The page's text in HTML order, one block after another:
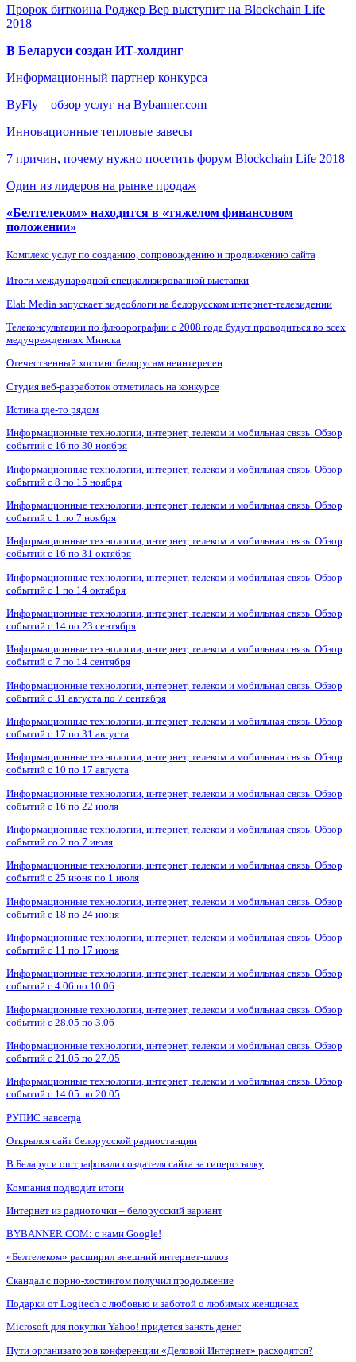
Пророк биткоина Роджер Вер выступит на Blockchain Life
2018
В Беларуси создан ИТ-холдинг
Информационный партнер конкурса
ByFly – обзор услуг на Bybanner.com
Инновационные тепловые завесы
7 причин, почему нужно посетить форум Blockchain Life 2018
Один из лидеров на рынке продаж
«Белтелеком» находится в «тяжелом финансовом
положении»
Комплекс услуг по созданию, сопровождению и продвижению сайта
Итоги международной специализированной выставки
Elab Media запускает видеоблоги на белорусском интернет-телевидении
Телеконсультации по флюорографии с 2008 года будут проводиться во всех
медучреждениях Минска
Отечественный хостинг белорусам неинтересен
Студия веб-разработок отметилась на конкурсе
Истина где-то рядом
Информационные технологии, интернет, телеком и мобильная связь. Обзор
событий с 16 по 30 ноября
Информационные технологии, интернет, телеком и мобильная связь. Обзор
событий с 8 по 15 ноября
Информационные технологии, интернет, телеком и мобильная связь. Обзор
событий с 1 по 7 ноября
Информационные технологии, интернет, телеком и мобильная связь. Обзор
событий с 16 по 31 октября
Информационные технологии, интернет, телеком и мобильная связь. Обзор
событий с 1 по 14 октября
Информационные технологии, интернет, телеком и мобильная связь. Обзор
событий с 14 по 23 сентября
Информационные технологии, интернет, телеком и мобильная связь. Обзор
событий с 7 по 14 сентября
Информационные технологии, интернет, телеком и мобильная связь. Обзор
событий с 31 августа по 7 сентября
Информационные технологии, интернет, телеком и мобильная связь. Обзор
событий с 17 по 31 августа
Информационные технологии, интернет, телеком и мобильная связь. Обзор
событий с 10 по 17 августа
Информационные технологии, интернет, телеком и мобильная связь. Обзор
событий с 16 по 22 июля
Информационные технологии, интернет, телеком и мобильная связь. Обзор
событий со 2 по 7 июля
Информационные технологии, интернет, телеком и мобильная связь. Обзор
событий с 25 июня по 1 июля
Информационные технологии, интернет, телеком и мобильная связь. Обзор
событий с 18 по 24 июня
Информационные технологии, интернет, телеком и мобильная связь. Обзор
событий с 11 по 17 июня
Информационные технологии, интернет, телеком и мобильная связь. Обзор
событий с 4.06 по 10.06
Информационные технологии, интернет, телеком и мобильная связь. Обзор
событий с 28.05 по 3.06
Информационные технологии, интернет, телеком и мобильная связь. Обзор
событий с 21.05 по 27.05
Информационные технологии, интернет, телеком и мобильная связь. Обзор
событий с 14.05 по 20.05
РУПИС навсегда
Открылся сайт белорусской радиостанции
В Беларуси оштрафовали создателя сайта за гиперссылку
Компания подводит итоги
Интернет из радиоточки – белорусский вариант
BYBANNER.COM: c нами Google!
«Белтелеком» расширил внешний интернет-шлюз
Скандал с порно-хостингом получил продолжение
Подарки от Logitech с любовью и заботой о любимых женщинах
Microsoft для покупки Yahoo! придется занять денег
Пути организаторов конференции «Деловой Интернет» расходятся?